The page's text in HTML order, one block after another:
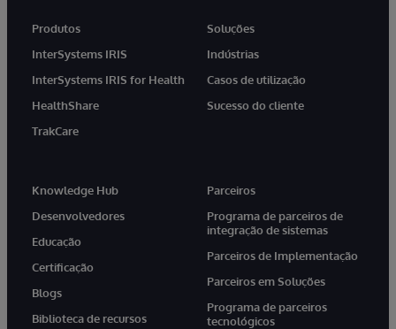
Produtos
InterSystems IRIS
InterSystems IRIS for Health
HealthShare
TrakCare
Soluções
Indústrias
Casos de utilização
Sucesso do cliente
Knowledge Hub
Desenvolvedores
Educação
Certificação
Blogs
Biblioteca de recursos
Parceiros
Programa de parceiros de
integração de sistemas
Parceiros de Implementação
Parceiros em Soluções
Programa de parceiros
tecnológicos